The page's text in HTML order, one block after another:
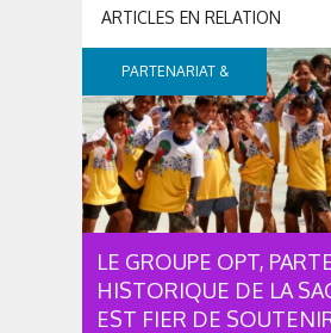
PARTENARIAT &
SPONSOR
LE GROUPE OPT,
HISTORIQUE DE LA
EST FIER DE